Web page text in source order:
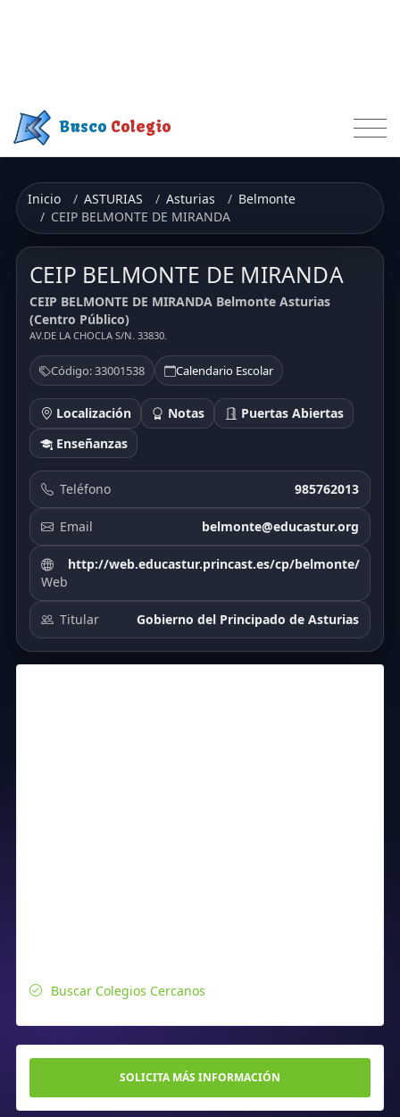
Busco Colegio
Inicio ASTURIAS Asturias
Belmonte
CEIP BELMONTE DE MIRANDA
CEIP BELMONTE DE MIRANDA
CEIP BELMONTE DE MIRANDA Belmonte Asturias
(Centro Público)
AV.DE LA CHOCLA S/N. 33830.
Código: 33001538 Calendario Escolar
Localización Notas
Puertas Abiertas
Enseñanzas
Teléfono 985762013
Email belmonte@educastur.org
Web
http://web.educastur.princast.es/cp/belmonte/
Titular Gobierno del Principado de Asturias
Buscar Colegios Cercanos
SOLICITA MÁS INFORMACIÓN